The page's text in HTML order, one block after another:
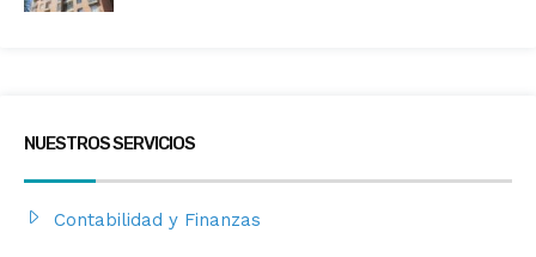
NUESTROS SERVICIOS
Contabilidad y Finanzas